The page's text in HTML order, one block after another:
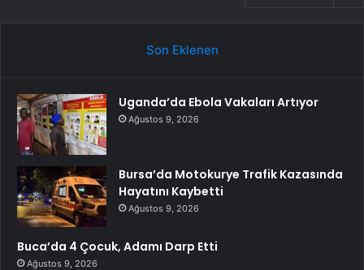
Son Eklenen
Uganda’da Ebola Vakaları Artıyor
Ağustos 9, 2026
Bursa’da Motokurye Trafik Kazasında
Hayatını Kaybetti
Ağustos 9, 2026
Buca’da 4 Çocuk, Adamı Darp Etti
Ağustos 9, 2026